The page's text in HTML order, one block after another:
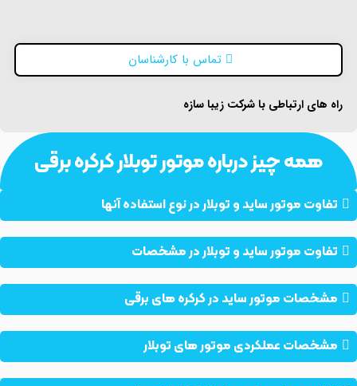
تماس با کارشناسان
راه های ارتباطی با شرکت زیبا سازه
همه چیز درباره موتور توبلار کرکره برقی
تفاوت موتور ساید و توبلار در نوع استفاده آنها
تفاوت موتور ساید و توبلار در مشخصات
مشخصات موتور ساید در کرکره های برقی
مشخصات عملکردی موتور های توبلار